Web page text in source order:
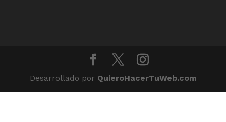
Desarrollado por QuieroHacerTuWeb.com